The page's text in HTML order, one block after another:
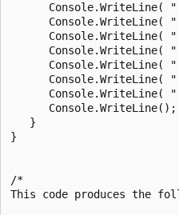
Console.WriteLine(
Console.WriteLine(
Console.WriteLine(
Console.WriteLine(
Console.WriteLine(
Console.WriteLine(
Console.WriteLine(
      Console.WriteLine();
   }
}
/*
This code produces the